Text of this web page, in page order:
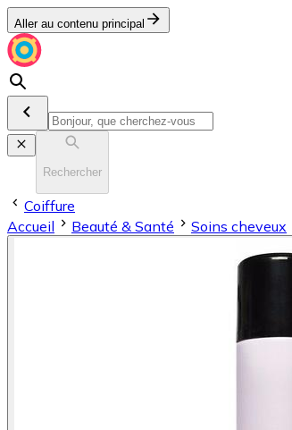
Aller au contenu principal
Rechercher
Coiffure
Accueil
Beauté & Santé Soins cheveux